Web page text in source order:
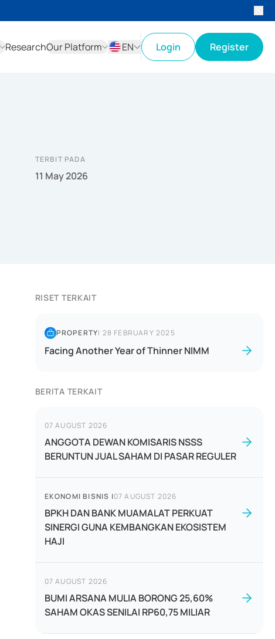
ResearchOur Platform
EN
Login Register
TERBIT PADA
11 May 2026
RISET TERKAIT
PROPERTY| 28 FEBRUARY 2025
Facing Another Year of Thinner NIMM
BERITA TERKAIT
07 AUGUST 2026
ANGGOTA DEWAN KOMISARIS NSSS
BERUNTUN JUAL SAHAM DI PASAR REGULER
EKONOMI BISNIS |07 AUGUST 2026
BPKH DAN BANK MUAMALAT PERKUAT
SINERGI GUNA KEMBANGKAN EKOSISTEM
HAJI
07 AUGUST 2026
BUMI ARSANA MULIA BORONG 25,60%
SAHAM OKAS SENILAI RP60,75 MILIAR